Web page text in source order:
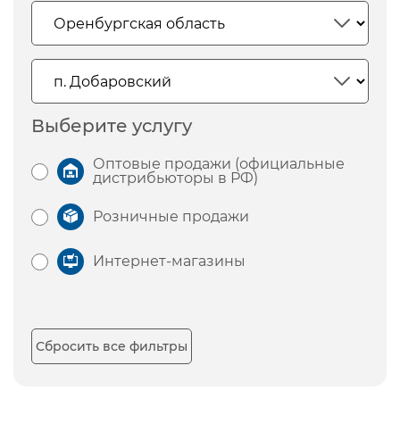
Выберите услугу
Оптовые продажи (официальные
дистрибьюторы в РФ)
Розничные продажи
Интернет-магазины
Сбросить все фильтры